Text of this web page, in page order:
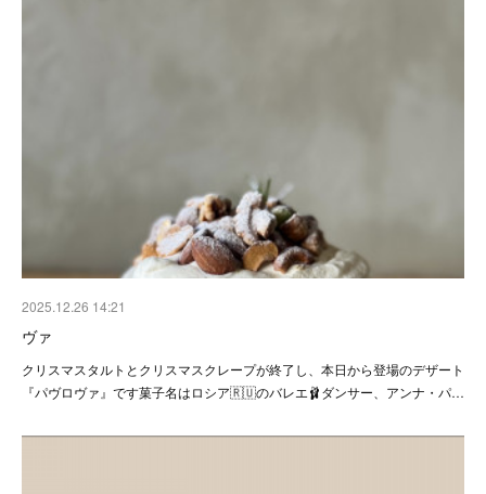
2025.12.26 14:21
ヴァ
クリスマスタルトとクリスマスクレープが終了し、本日から登場のデザート
『パヴロヴァ』です菓子名はロシア🇷🇺のバレエ🩰ダンサー、アンナ・パ…